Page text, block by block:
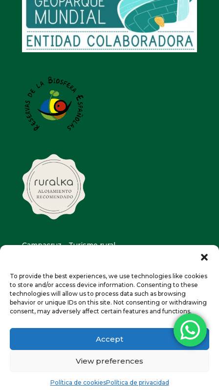
To provide the best experiences, we use technologies like cookies
to store and/or access device information. Consenting to these
technologies will allow us to process data such as browsing
behavior or unique IDs on this site. Not consenting or withdrawing
consent, may adversely affect certain features and functions.
Accept
View preferences
Política de cookiesPolítica de privacidad
Campacruz - Turismo rural
974 50 51 42-659 033 613
Diseño:radicarium.com
Política de privacidad